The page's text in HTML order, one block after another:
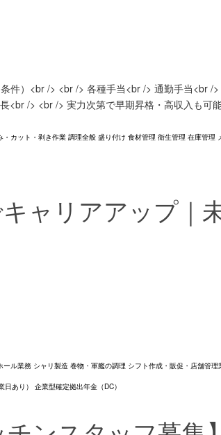
）<br /> <br /> 各種手当<br /> 通勤手当<br
/> <br /> 実力次第で早期昇格・高収入も可能
カット・剥き作業 調理全般 盛り付け 食材管理 衛生管理 在庫管
キャリアアップ
ル業務 シャリ製造 巻物・軍艦の調理 シフト作成・販促・店舗管
あり） 企業型確定拠出年金（DC）